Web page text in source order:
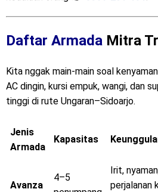
Daftar Armada Mitra
Kita nggak main-main soal
AC dingin, kursi empuk, wangi, dan
tinggi di rute Ungaran–Sidoarjo.
Jenis
Armada
Kapasitas
Avanza
4–5
Irit,
perjalanan